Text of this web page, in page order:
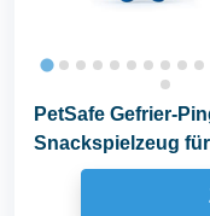
PetSafe Gefrier-
Snackspielzeug